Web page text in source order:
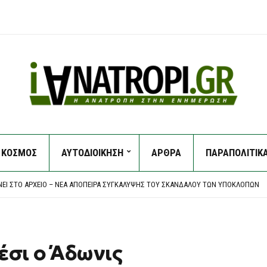
ΚΟΣΜΟΣ ΑΥΤΟΔΙΟΙΚΗΣΗ ΑΡΘΡΑ
ΕΝΏ ΕΠΙΧΕΙΡΟΎΣΕ ΣΕ ΜΕΓΆΛΗ ΔΑΣΙΚΉ ΠΥΡΚΑΓΙΆ ΣΤΗ ΓΙΟΎΤΑ
ΤΗΣ ΚΥΒΈΡΝΗΣΗΣ ΣΤΟ ΜΕΤΑΒΑΛΛΌΜΕΝΟ ΓΕΩΠΟΛΙΤΙΚΌ ΠΕΡΙΒΆΛΛΟΝ
ΣΤΟ ΑΡΧΕΊΟ – ΝΈΑ ΑΠΌΠΕΙΡΑ ΣΥΓΚΆΛΥΨΗΣ ΤΟΥ ΣΚΑΝΔΆΛΟΥ ΤΩΝ ΥΠΟΚΛΟΠΏΝ
ΕΝΏ ΕΠΙΧΕΙΡΟΎΣΕ ΣΕ ΜΕΓΆΛΗ ΔΑΣΙΚΉ ΠΥΡΚΑΓΙΆ ΣΤΗ ΓΙΟΎΤΑ
ΤΗΣ ΚΥΒΈΡΝΗΣΗΣ ΣΤΟ ΜΕΤΑΒΑΛΛΌΜΕΝΟ ΓΕΩΠΟΛΙΤΙΚΌ ΠΕΡΙΒΆΛΛΟΝ
ο Άδωνις